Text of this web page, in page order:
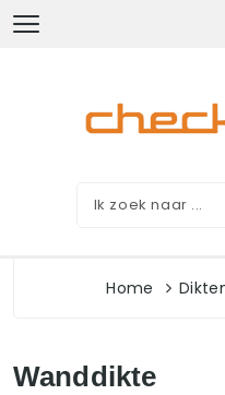
Home
Wanddikte